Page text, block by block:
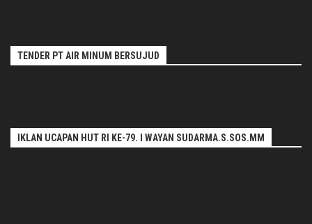
TENDER PT AIR MINUM BERSUJUD
IKLAN UCAPAN HUT RI KE-79. I WAYAN SUDARMA.S.SOS.MM